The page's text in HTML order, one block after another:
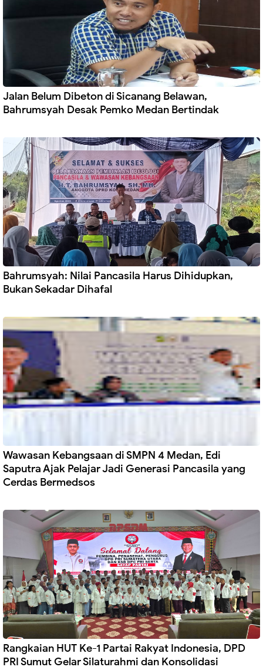
Jalan Belum Dibeton di Sicanang Belawan,
Bahrumsyah Desak Pemko Medan Bertindak
Bahrumsyah: Nilai Pancasila Harus Dihidupkan,
Bukan Sekadar Dihafal
Wawasan Kebangsaan di SMPN 4 Medan, Edi
Saputra Ajak Pelajar Jadi Generasi Pancasila yang
Cerdas Bermedsos
Rangkaian HUT Ke-1 Partai Rakyat Indonesia, DPD
PRI Sumut Gelar Silaturahmi dan Konsolidasi